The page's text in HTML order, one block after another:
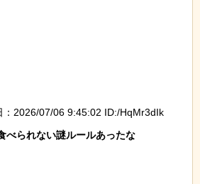
：2026/07/06 9:45:02 ID:/HqMr3dIk
べられない謎ルールあったな